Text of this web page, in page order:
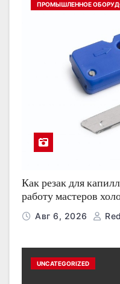
ПРОМЫШЛЕННОЕ
Как резак для
работу мастеров
Авг 6, 2026
UNCATEGORIZED